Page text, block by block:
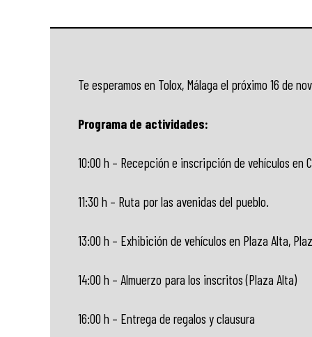
Te esperamos en Tolox, Málaga el próximo 16 de
Programa de actividades:
10:00 h – Recepción e inscripción de vehículos en
11:30 h – Ruta por las avenidas del pueblo.
13:00 h – Exhibición de vehículos en Plaza Alta,
14:00 h – Almuerzo para los inscritos (Plaza Alta)
16:00 h – Entrega de regalos y clausura